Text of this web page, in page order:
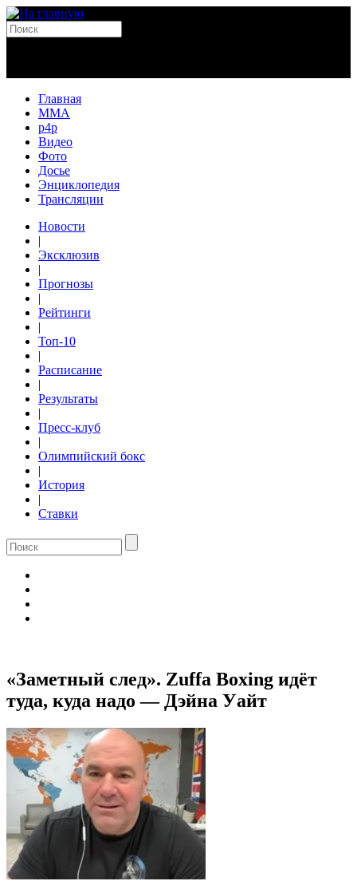
Главная
MMA
p4p
Видео
Фото
Досье
Энциклопедия
Трансляции
Новости
|
Эксклюзив
|
Прогнозы
|
Рейтинги
|
Топ-10
|
Расписание
|
Результаты
|
Пресс-клуб
|
Олимпийский бокс
|
История
|
Ставки
«Заметный след». Zuffa Boxing идёт
туда, куда надо — Дэйна Уайт